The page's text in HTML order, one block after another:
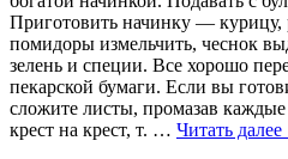
Приготовить начинку —
помидоры измельчить, чеснок
зелень и специи. Все хорошо
пекарской бумаги. Если вы
сложите листы, промазав
крест на крест, т. … Читать далее